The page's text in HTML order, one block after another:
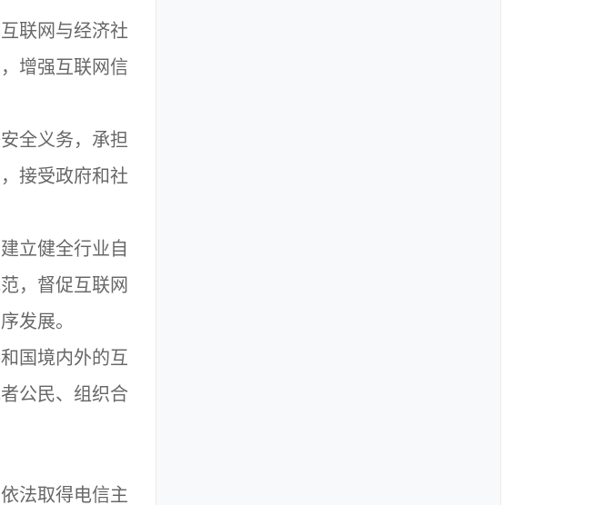
联网与经济社
增强互联网信
全义务，承担
接受政府和社
立健全行业自
，督促互联网
发展。
国境内外的互
公民、组织合
法取得电信主